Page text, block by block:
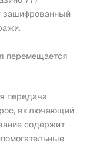
зашифрованный
перемещается
передача
включающий
содержит